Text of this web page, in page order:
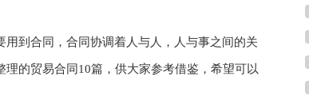
到合同，合同协调着人与人，人与事之间的关
的贸易合同10篇，供大家参考借鉴，希望可以